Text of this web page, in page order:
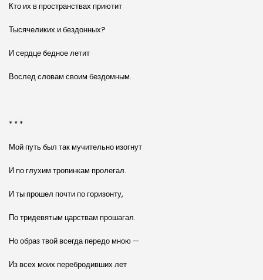
Кто их в пространствах приютит
Тысячеликих и бездонных?
И сердце бедное летит
Вослед словам своим бездомным.
* * *
Мой путь был так мучительно изогнут
И по глухим тропинкам пролегал.
И ты прошел почти по горизонту,
По тридевятым царствам прошагал.
Но образ твой всегда передо мною —
Из всех моих перебродивших лет